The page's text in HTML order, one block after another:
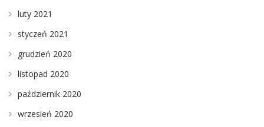
luty 2021
styczeń 2021
grudzień 2020
listopad 2020
październik 2020
wrzesień 2020